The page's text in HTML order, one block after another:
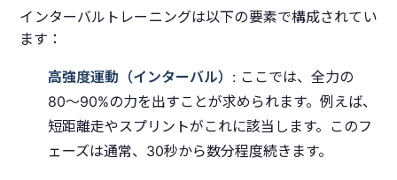
インターバルトレーニングは以下の要素で構成されてい
ます：
高強度運動（インターバル） : ここでは、全力の
80〜90%の力を出すことが求められます。例えば、
短距離走やスプリントがこれに該当します。このフ
ェーズは通常、30秒から数分程度続きます。